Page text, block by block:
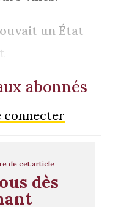
un État
abonnés
connecter
de cet article
dès